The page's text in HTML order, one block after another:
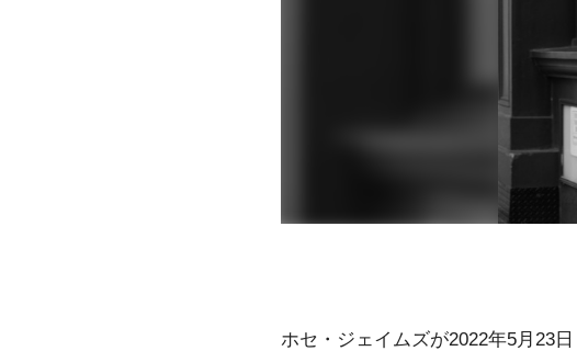
ホセ・ジェイムズが2022年5月23